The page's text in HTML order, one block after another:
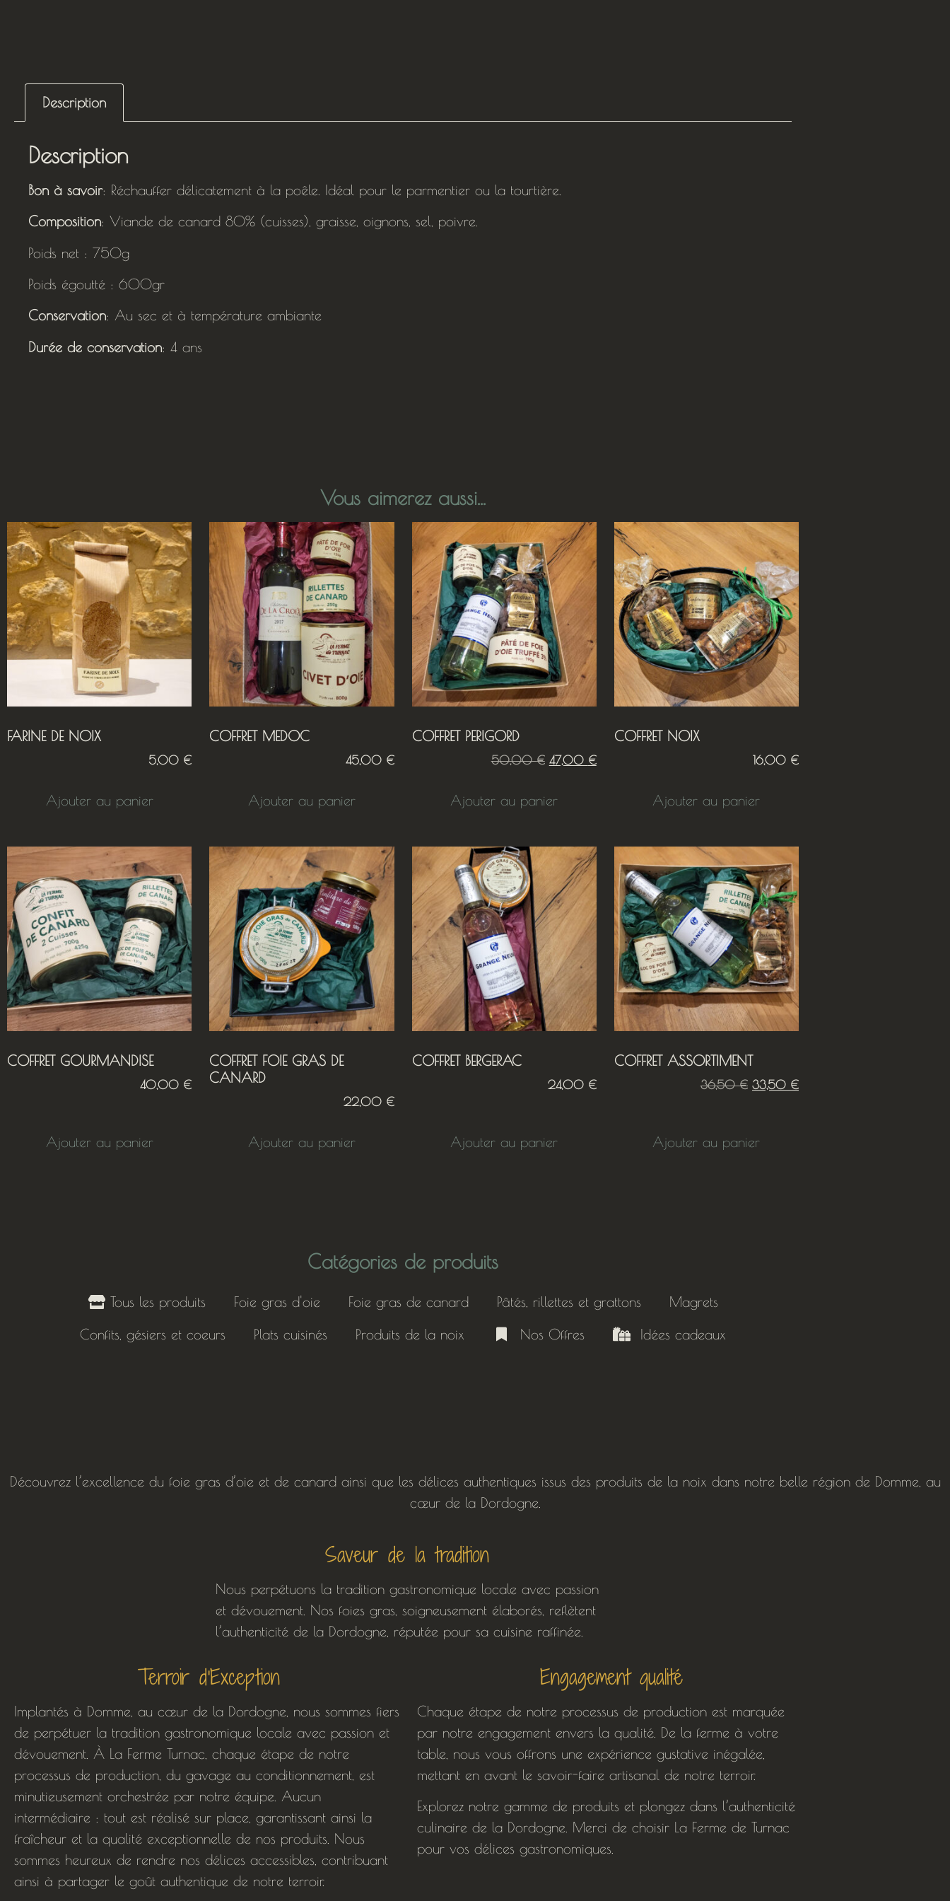
Description
Description
Bon à savoir: Réchauffer délicatement à la poêle. Idéal pour le parmentier ou la tourtière.
Composition: Viande de canard 80% (cuisses), graisse, oignons, sel, poivre.
Poids net : 750g
Poids égoutté : 600gr
Conservation: Au sec et à température ambiante
Durée de conservation: 4 ans
Vous aimerez aussi...
FARINE DE NOIX
5,00 €
Ajouter au panier
COFFRET MEDOC
45,00 €
Ajouter au panier
COFFRET PERIGORD
50,00€ 47,00 €
Ajouter au panier
COFFRET NOIX
16,00 €
Ajouter au panier
COFFRET GOURMANDISE
40,00 €
Ajouter au panier
COFFRET FOIE GRAS DE
CANARD
22,00 €
Ajouter au panier
COFFRET BERGERAC
24,00 €
Ajouter au panier
COFFRET ASSORTIMENT
36,50€ 33,50 €
Ajouter au panier
Catégories de produits
Tous les produits Foie gras d'oie Foie gras de canard Pâtés, rillettes et grattons
Magrets
Confits, gésiers et coeurs
Plats cuisinés Produits de la noix Nos Offres Idées cadeaux
Découvrez l’excellence du foie gras d’oie et de canard ainsi que les délices authentiques issus des produits de la noix dans notre belle région de Domme, au
cœur de la Dordogne.
Saveur de la tradition
Nous perpétuons la tradition gastronomique locale avec passion
et dévouement. Nos foies gras, soigneusement élaborés, reflètent
l’authenticité de la Dordogne, réputée pour sa cuisine raffinée.
Terroir d'Exception
Implantés à Domme, au cœur de la Dordogne, nous sommes fiers
de perpétuer la tradition gastronomique locale avec passion et
dévouement. À La Ferme Turnac, chaque étape de notre
processus de production, du gavage au conditionnement, est
minutieusement orchestrée par notre équipe. Aucun
intermédiaire : tout est réalisé sur place, garantissant ainsi la
fraîcheur et la qualité exceptionnelle de nos produits. Nous
sommes heureux de rendre nos délices accessibles, contribuant
ainsi à partager le goût authentique de notre terroir.
Engagement qualité
Chaque étape de notre processus de production est marquée
par notre engagement envers la qualité. De la ferme à votre
table, nous vous offrons une expérience gustative inégalée,
mettant en avant le savoir-faire artisanal de notre terroir.
Explorez notre gamme de produits et plongez dans l’authenticité
culinaire de la Dordogne. Merci de choisir La Ferme de Turnac
pour vos délices gastronomiques.